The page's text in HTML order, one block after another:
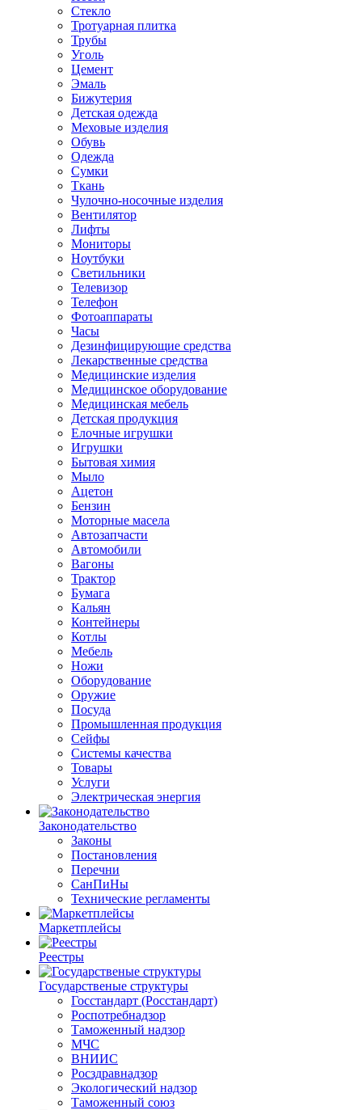
Стекло
Тротуарная плитка
Трубы
Уголь
Цемент
Эмаль
Бижутерия
Детская одежда
Меховые изделия
Обувь
Одежда
Сумки
Ткань
Чулочно-носочные изделия
Вентилятор
Лифты
Мониторы
Ноутбуки
Светильники
Телевизор
Телефон
Фотоаппараты
Часы
Дезинфицирующие средства
Лекарственные средства
Медицинские изделия
Медицинское оборудование
Медицинская мебель
Детская продукция
Елочные игрушки
Игрушки
Бытовая химия
Мыло
Ацетон
Бензин
Моторные масела
Автозапчасти
Автомобили
Вагоны
Трактор
Бумага
Кальян
Контейнеры
Котлы
Мебель
Ножи
Оборудование
Оружие
Посуда
Промышленная продукция
Сейфы
Системы качества
Товары
Услуги
Электрическая энергия
Законодательство
Законы
Постановления
Перечни
СанПиНы
Технические регламенты
Маркетплейсы
Реестры
Государственые структуры
Госстандарт (Росстандарт)
Роспотребнадзор
Таможенный надзор
МЧС
ВНИИС
Росздравнадзор
Экологический надзор
Таможенный союз